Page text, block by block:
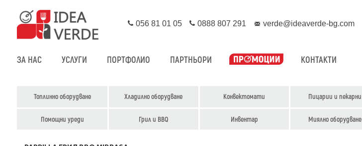
056 81 01 05 0888 807 291 verde@ideaverde-bg.com
ЗА НАС УСЛУГИ ПОРТФОЛИО ПАРТНЬОРИ КОНТАКТИ
Топлинно оборудване Хладилно оборудване Конвектомати Пицарии и пекарни
Помощни уреди Грил и BBQ Инвентар Миялно оборудване